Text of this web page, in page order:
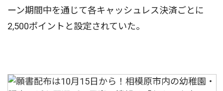
ーン期間中を通じて各キャッシュレス決済ごとに
2,500ポイントと設定されていた。